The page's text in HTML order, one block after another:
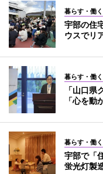
暮らす・働く
宇部の住
ウスでリ
暮らす・働く
「山口
「心を動
暮らす・働く
宇部で「
蛍光灯製